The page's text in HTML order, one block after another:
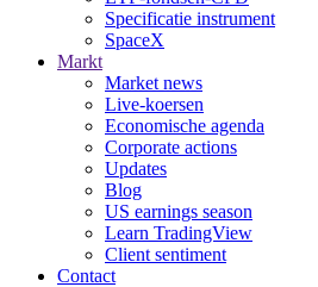
Specificatie instrument
SpaceX
Markt
Market news
Live-koersen
Economische agenda
Corporate actions
Updates
Blog
US earnings season
Learn TradingView
Client sentiment
Contact